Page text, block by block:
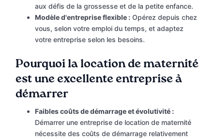
aux défis de la grossesse et de la petite enfance.
Modèle d'entreprise flexible : Opérez depuis chez
vous, selon votre emploi du temps, et adaptez
votre entreprise selon les besoins.
Pourquoi la location de maternité
est une excellente entreprise à
démarrer
Faibles coûts de démarrage et évolutivité :
Démarrer une entreprise de location de maternité
nécessite des coûts de démarrage relativement